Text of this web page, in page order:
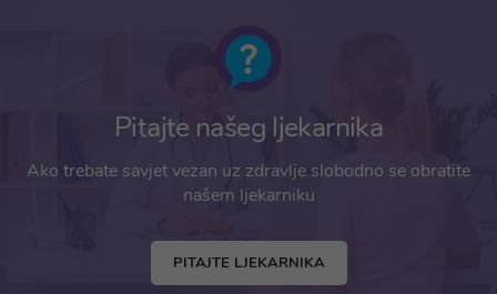
Pitajte našeg ljekarnika
Ako trebate savjet vezan uz zdravlje slobodno se obratite
našem ljekarniku
PITAJTE LJEKARNIKA